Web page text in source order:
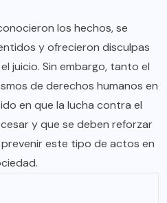
los hechos, se
y ofrecieron disculpas
juicio. Sin embargo, tanto el
de derechos humanos en
en que la lucha contra el
y que se deben reforzar
este tipo de actos en